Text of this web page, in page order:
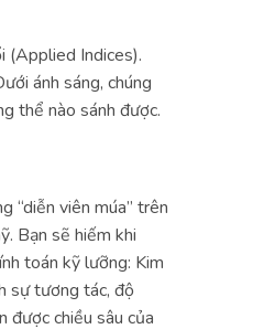
(Applied Indices).
ánh sáng, chúng
thể nào sánh được.
“diễn viên múa” trên
Bạn sẽ hiếm khi
toán kỹ lưỡng: Kim
sự tương tác, độ
được chiều sâu của